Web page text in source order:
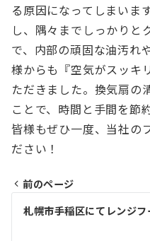
る原因になってしまいま
し、隅々までしっかりと
で、内部の頑固な油汚れ
様からも『空気がスッキ
ただきました。換気扇の
ことで、時間と手間を節
皆様もぜひ一度、当社の
ださい！
投
前のページ
札幌市手稲区にてレンジ